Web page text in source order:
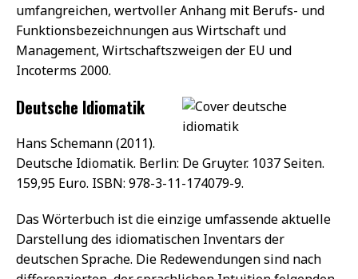
umfangreichen, wertvoller Anhang mit Berufs- und
Funktionsbezeichnungen aus Wirtschaft und
Management, Wirtschaftszweigen der EU und
Incoterms 2000.
Deutsche Idiomatik
Hans Schemann (2011).
Deutsche Idiomatik. Berlin: De Gruyter. 1037 Seiten.
159,95 Euro. ISBN: 978-3-11-174079-9.
Das Wörterbuch ist die einzige umfassende aktuelle
Darstellung des idiomatischen Inventars der
deutschen Sprache. Die Redewendungen sind nach